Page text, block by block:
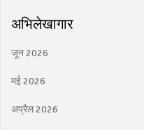
अभिलेखागार
जून 2026
मई 2026
अप्रैल 2026